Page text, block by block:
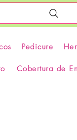
Pedicure
Cobertura de